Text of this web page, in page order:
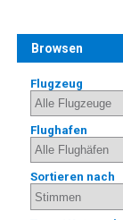
Browsen
Flugzeug
Flughafen
Sortieren nach